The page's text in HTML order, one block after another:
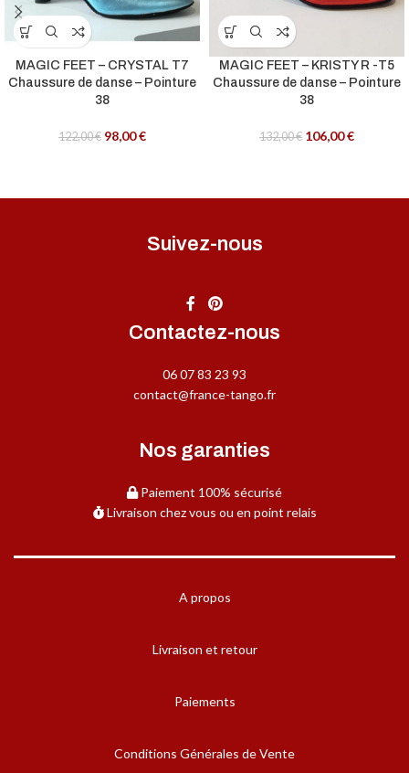
MAGIC FEET – CRYSTAL T7
Chaussure de danse – Pointure
38
122,00€ 98,00€
MAGIC FEET – KRISTY R -T5
Chaussure de danse – Pointure
38
132,00€ 106,00€
Suivez-nous
Contactez-nous
06 07 83 23 93
contact@france-tango.fr
Nos garanties
Paiement 100% sécurisé
Livraison chez vous ou en point relais
A propos
Livraison et retour
Paiements
Conditions Générales de Vente